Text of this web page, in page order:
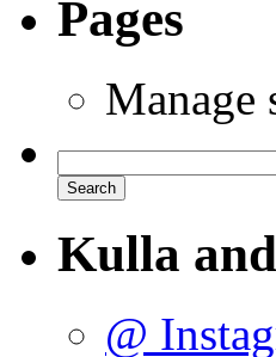
Pages
Manage
Kulla
@